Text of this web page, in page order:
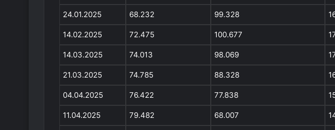
24.01.2025 68.232 99.328
14.02.2025 72.475 100.677
14.03.2025 74.013 98.069
21.03.2025 74.785 88.328
04.04.2025 76.422 77.838
11.04.2025 79.482 68.007